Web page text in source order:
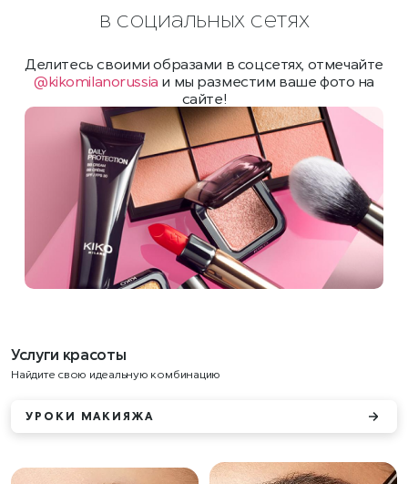
в социальных сетях
Делитесь своими образами в соцсетях, отмечайте
@kikomilanorussia и мы разместим ваше фото на
сайте!
Услуги красоты
Найдите свою идеальную комбинацию
УРОКИ МАКИЯЖА